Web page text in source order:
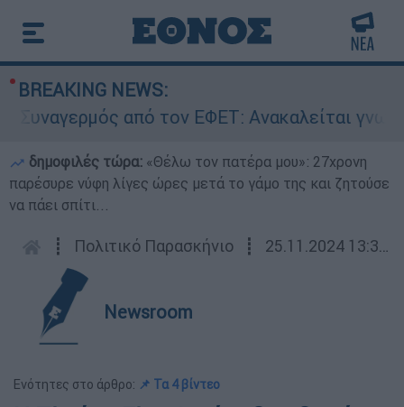
BREAKING NEWS:
από τον ΕΦΕΤ: Ανακαλείται γνωστή
δημοφιλές τώρα: «Θέλω τον πατέρα μου»: 27χρονη
παρέσυρε νύφη λίγες ώρες μετά το γάμο της και ζητούσε
να πάει σπίτι...
┋ Πολιτικό Παρασκήνιο ┋ 25.11.2024 13:35
Newsroom
Ενότητες στο άρθρο: 📌 Τα 4 βίντεο